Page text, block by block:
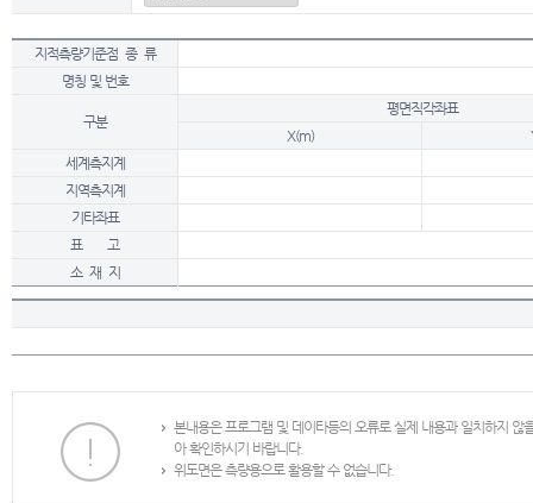
지적측량기준점 종 류
명칭 및 번호
구분
평면직각좌표
X(m)
세계측지계
지역측지계
기타좌표
표 고
소 재 지
본내용은 프로그램 및 데이타등의 오류로 실제 내용과 일치하지
아 확인하시기 바랍니다.
위도면은 측량용으로 활용할 수 없습니다.